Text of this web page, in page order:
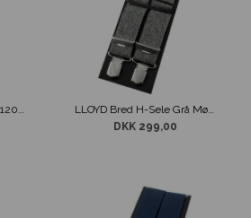
LLOYD Bred H-Sele Grå 120cm
LLOYD Bred H-Sele Grå Mønster
DKK 299,00